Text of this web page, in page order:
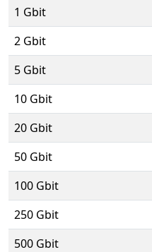
1 Gbit
2 Gbit
5 Gbit
10 Gbit
20 Gbit
50 Gbit
100 Gbit
250 Gbit
500 Gbit